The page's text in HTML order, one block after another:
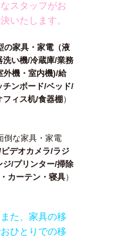
スタッフがお
いたします。
の家具・家電（液
い機/冷蔵庫/業務
外機・室内機)/給
ンボード/ベッド/
ィス机/食器棚 ）
倒な家具・家電
デオカメラ/ラジ
ジ/プリンター/掃除
カーテン・寝具）
た、家具の移
ひとりでの移